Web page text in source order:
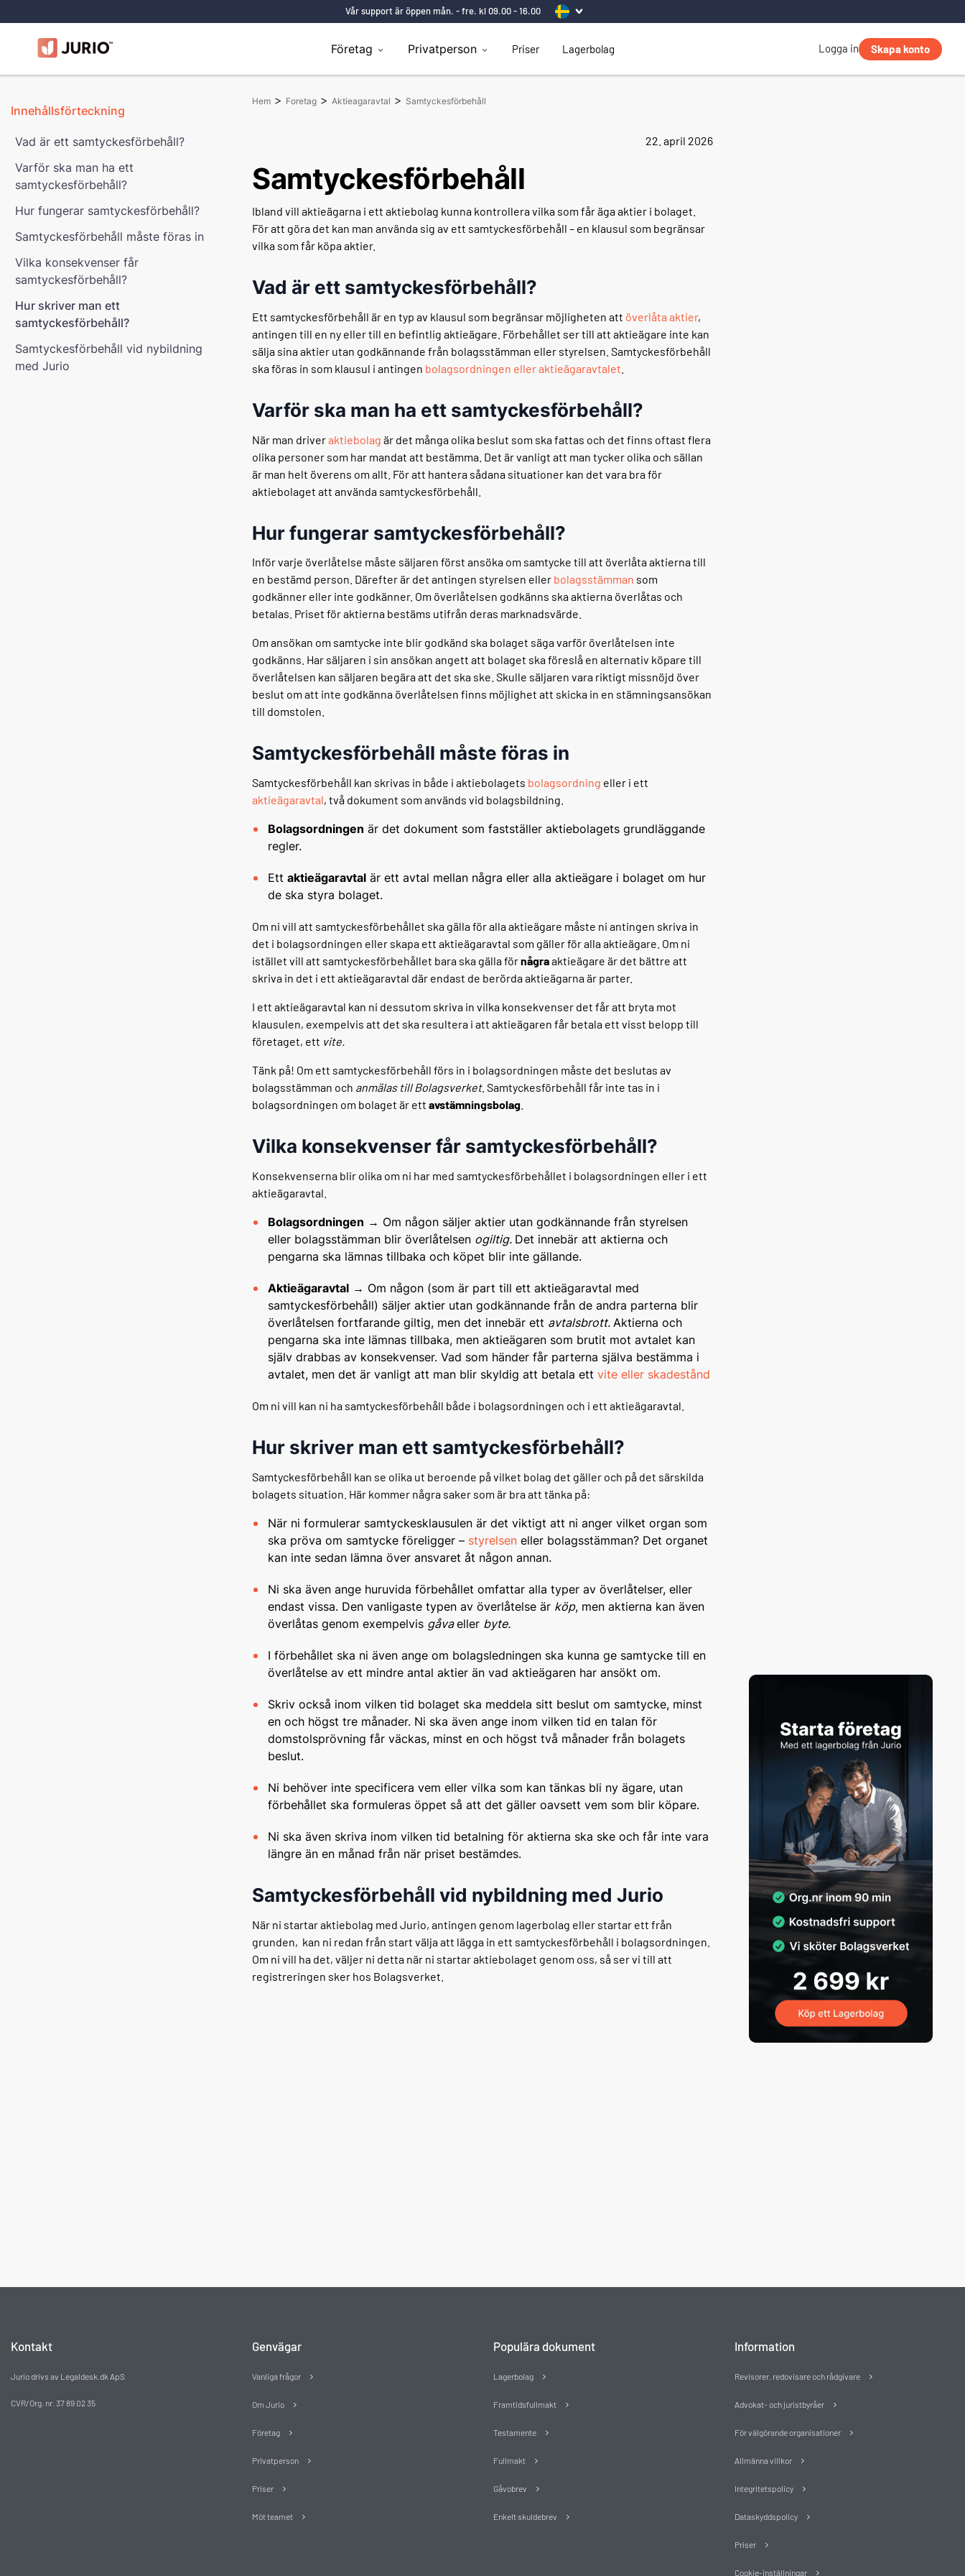
Vår support är öppen mån. - fre. kl 09.00 - 16.00
Företag Privatperson Priser Lagerbolag Logga in Skapa konto
Innehållsförteckning
Vad är ett samtyckesförbehåll?
Varför ska man ha ett
samtyckesförbehåll?
Hur fungerar samtyckesförbehåll?
Samtyckesförbehåll måste föras in
Vilka konsekvenser får
samtyckesförbehåll?
Hur skriver man ett
samtyckesförbehåll?
Samtyckesförbehåll vid nybildning
med Jurio
Hem > Foretag > Aktieagaravtal > Samtyckesförbehåll
22. april 2026
Samtyckesförbehåll
Ibland vill aktieägarna i ett aktiebolag kunna kontrollera vilka som får äga aktier i bolaget.
För att göra det kan man använda sig av ett samtyckesförbehåll – en klausul som begränsar
vilka som får köpa aktier.
Vad är ett samtyckesförbehåll?
Ett samtyckesförbehåll är en typ av klausul som begränsar möjligheten att överlåta aktier,
antingen till en ny eller till en befintlig aktieägare. Förbehållet ser till att aktieägare inte kan
sälja sina aktier utan godkännande från bolagsstämman eller styrelsen. Samtyckesförbehåll
ska föras in som klausul i antingen bolagsordningen eller aktieägaravtalet
Varför ska man ha ett samtyckesförbehåll?
När man driveraktiebolag är det många olika beslut som ska fattas och det finns oftast flera
olika personer som har mandat att bestämma. Det är vanligt att man tycker olika och sällan
är man helt överens om allt. För att hantera sådana situationer kan det vara bra för
aktiebolaget att använda samtyckesförbehåll.
Hur fungerar samtyckesförbehåll?
Inför varje överlåtelse måste säljaren först ansöka om samtycke till att överlåta aktierna till
en bestämd person. Därefter är det antingen styrelsen eller bolagsstämman som
godkänner eller inte godkänner. Om överlåtelsen godkänns ska aktierna överlåtas och
betalas. Priset för aktierna bestäms utifrån deras marknadsvärde.
Om ansökan om samtycke inte blir godkänd ska bolaget säga varför överlåtelsen inte
godkänns. Har säljaren i sin ansökan angett att bolaget ska föreslå en alternativ köpare till
överlåtelsen kan säljaren begära att det ska ske. Skulle säljaren vara riktigt missnöjd över
beslut om att inte godkänna överlåtelsen finns möjlighet att skicka in en stämningsansökan
till domstolen.
Samtyckesförbehåll måste föras in
Samtyckesförbehåll kan skrivas in både i aktiebolagets bolagsordning eller i ett
aktieägaravtal, två dokument som används vid bolagsbildning.
Bolagsordningen är det dokument som fastställer aktiebolagets grundläggande
regler.
Ett aktieägaravtal är ett avtal mellan några eller alla aktieägare i bolaget om hur
de ska styra bolaget.
Om ni vill att samtyckesförbehållet ska gälla för alla aktieägare måste ni antingen skriva in
det i bolagsordningen eller skapa ett aktieägaravtal som gäller för alla aktieägare. Om ni
istället vill att samtyckesförbehållet bara ska gälla förnågraaktieägare är det bättre att
skriva in det i ett aktieägaravtal där endast de berörda aktieägarna är parter.
I ett aktieägaravtal kan ni dessutom skriva in vilka konsekvenser det får att bryta mot
klausulen, exempelvis att det ska resultera i att aktieägaren får betala ett visst belopp till
företaget, ett vite.
Tänk på! Om ett samtyckesförbehåll förs in i bolagsordningen måste det beslutas av
bolagsstämman och anmälas till Bolagsverket. Samtyckesförbehåll får inte tas in i
bolagsordningen om bolaget är ett avstämningsbolag
Vilka konsekvenser får samtyckesförbehåll?
Konsekvenserna blir olika om ni har med samtyckesförbehållet i bolagsordningen eller i ett
aktieägaravtal.
Bolagsordningen → Om någon säljer aktier utan godkännande från styrelsen
eller bolagsstämman blir överlåtelsen ogiltig. Det innebär att aktierna och
pengarna ska lämnas tillbaka och köpet blir inte gällande.
Aktieägaravtal → Om någon (som är part till ett aktieägaravtal med
samtyckesförbehåll) säljer aktier utan godkännande från de andra parterna blir
överlåtelsen fortfarande giltig, men det innebär ett avtalsbrott. Aktierna och
pengarna ska inte lämnas tillbaka, men aktieägaren som brutit mot avtalet kan
själv drabbas av konsekvenser. Vad som händer får parterna själva bestämma i
avtalet, men det är vanligt att man blir skyldig att betala ett vite eller skadestånd
Om ni vill kan ni ha samtyckesförbehåll både i bolagsordningen och i ett aktieägaravtal.
Hur skriver man ett samtyckesförbehåll?
Samtyckesförbehåll kan se olika ut beroende på vilket bolag det gäller och på det särskilda
bolagets situation. Här kommer några saker som är bra att tänka på:
När ni formulerar samtyckesklausulen är det viktigt att ni anger vilket organ som
ska pröva om samtycke föreligger – styrelsen eller bolagsstämman? Det organet
kan inte sedan lämna över ansvaret åt någon annan.
Ni ska även ange huruvida förbehållet omfattar alla typer av överlåtelser, eller
endast vissa. Den vanligaste typen av överlåtelse är köp, men aktierna kan även
överlåtas genom exempelvis gåvaeller byte.
I förbehållet ska ni även ange om bolagsledningen ska kunna ge samtycke till en
överlåtelse av ett mindre antal aktier än vad aktieägaren har ansökt om.
Skriv också inom vilken tid bolaget ska meddela sitt beslut om samtycke, minst
en och högst tre månader. Ni ska även ange inom vilken tid en talan för
domstolsprövning får väckas, minst en och högst två månader från bolagets
beslut.
Ni behöver inte specificera vem eller vilka som kan tänkas bli ny ägare, utan
förbehållet ska formuleras öppet så att det gäller oavsett vem som blir köpare.
Ni ska även skriva inom vilken tid betalning för aktierna ska ske och får inte vara
längre än en månad från när priset bestämdes.
Samtyckesförbehåll vid nybildning med Jurio
När ni startar aktiebolag med Jurio, antingen genom lagerbolag eller startar ett från
grunden, kan ni redan från start välja att lägga in ett samtyckesförbehåll i bolagsordningen.
Om ni vill ha det, väljer ni detta när ni startar aktiebolaget genom oss, så ser vi till att
registreringen sker hos Bolagsverket.
Kontakt
Jurio drivs av Legaldesk.dk ApS
CVR/Org. nr. 37 89 02 35
Genvägar
Vanliga frågor
Om Jurio
Företag
Privatperson
Priser
Möt teamet
Populära dokument
Lagerbolag
Framtidsfullmakt
Testamente
Fullmakt
Gåvobrev
Enkelt skuldebrev
Information
Revisorer, redovisare och rådgivare
Advokat- och juristbyråer
För välgörande organisationer
Allmänna villkor
Integritetspolicy
Dataskyddspolicy
Priser
Cookie-inställningar